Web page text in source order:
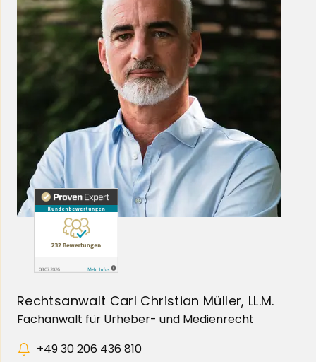
Rechtsanwalt Carl Christian Müller, LL.M.
Fachanwalt für Urheber- und Medienrecht
+49 30 206 436 810